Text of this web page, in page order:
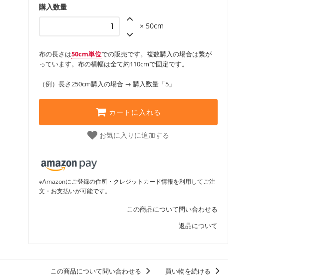
購入数量
× 50cm
布の長さは50cm単位での販売です。複数購入の場合は繋が
っています。布の横幅は全て約110cmで固定です。
（例）長さ250cm購入の場合 → 購入数量「5」
カートに入れる
お気に入りに追加する
※Amazonにご登録の住所・クレジットカード情報を利用してご注
文・お支払いが可能です。
この商品について問い合わせる
返品について
この商品について問い合わせる 買い物を続ける